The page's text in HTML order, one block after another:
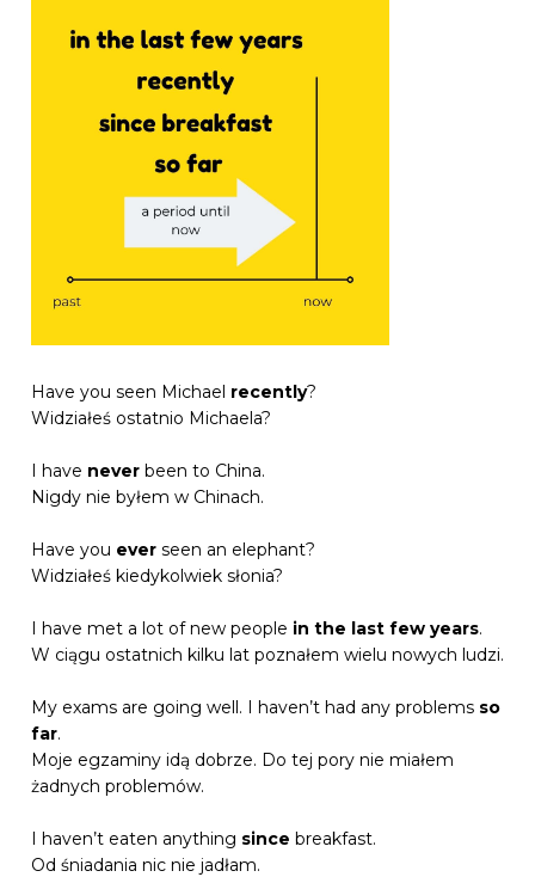
Have you seen Michael recently?
Widziałeś ostatnio Michaela?
I have never been to China.
Nigdy nie byłem w Chinach.
Have you ever seen an elephant?
Widziałeś kiedykolwiek słonia?
I have met a lot of new people in the last few years.
W ciągu ostatnich kilku lat poznałem wielu nowych ludzi.
My exams are going well. I haven’t had any problems so
far.
Moje egzaminy idą dobrze. Do tej pory nie miałem
żadnych problemów.
I haven’t eaten anything since breakfast.
Od śniadania nic nie jadłam.